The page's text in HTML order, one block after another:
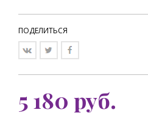
ПОДЕЛИТЬСЯ
5 180 руб.